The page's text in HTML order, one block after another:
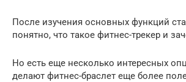
После изучения основных функций
понятно, что такое фитнес-трекер и
Но есть еще несколько интересных
делают фитнес-браслет еще более